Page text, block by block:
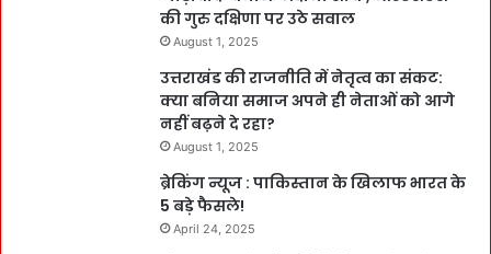
की गुरु दक्षिणा पर उठे सवाल
August 1, 2025
उत्तराखंड की राजनीति में नेतृत्व का संकट:
क्या बनिया समाज अपने ही नेताओं को आगे
नहीं बढ़ने दे रहा?
August 1, 2025
ब्रेकिंग न्यूज : पाकिस्तान के खिलाफ भारत के
5 बड़े फैसले!
April 24, 2025